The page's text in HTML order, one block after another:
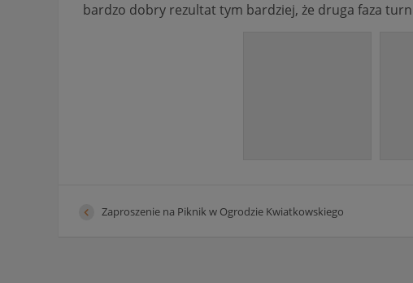
bardzo dobry rezultat tym bardziej, że druga faza
Zaproszenie na Piknik w Ogrodzie Kwiatkowskiego